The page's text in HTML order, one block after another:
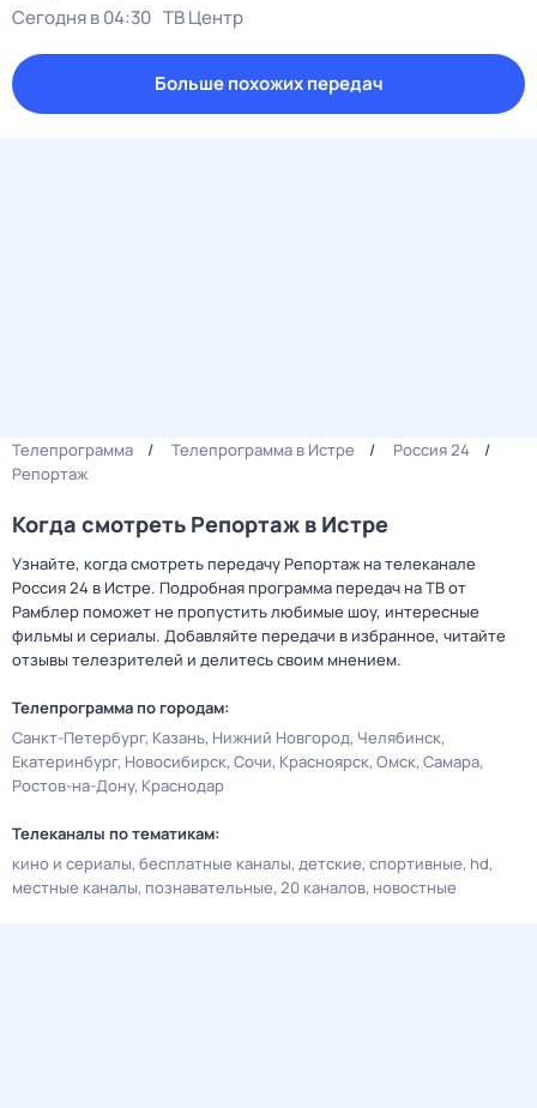
Сегодня в 04:30 ТВ Центр
Больше похожих передач
Телепрограмма Телепрограмма в Истре
Россия 24
Репортаж
Когда смотреть Репортаж в Истре
Узнайте, когда смотреть передачу Репортаж на телеканале
Россия 24 в Истре. Подробная программа передач на ТВ от
Рамблер поможет не пропустить любимые шоу, интересные
фильмы и сериалы. Добавляйте передачи в избранное, читайте
отзывы телезрителей и делитесь своим мнением.
Телепрограмма по городам:
Санкт-Петербург Казань Нижний Новгород Челябинск
Екатеринбург Новосибирск Сочи Красноярск Омск Самара
Ростов-на-Дону Краснодар
Телеканалы по тематикам:
кино и сериалы бесплатные каналы детские спортивные hd
местные каналы познавательные 20 каналов новостные